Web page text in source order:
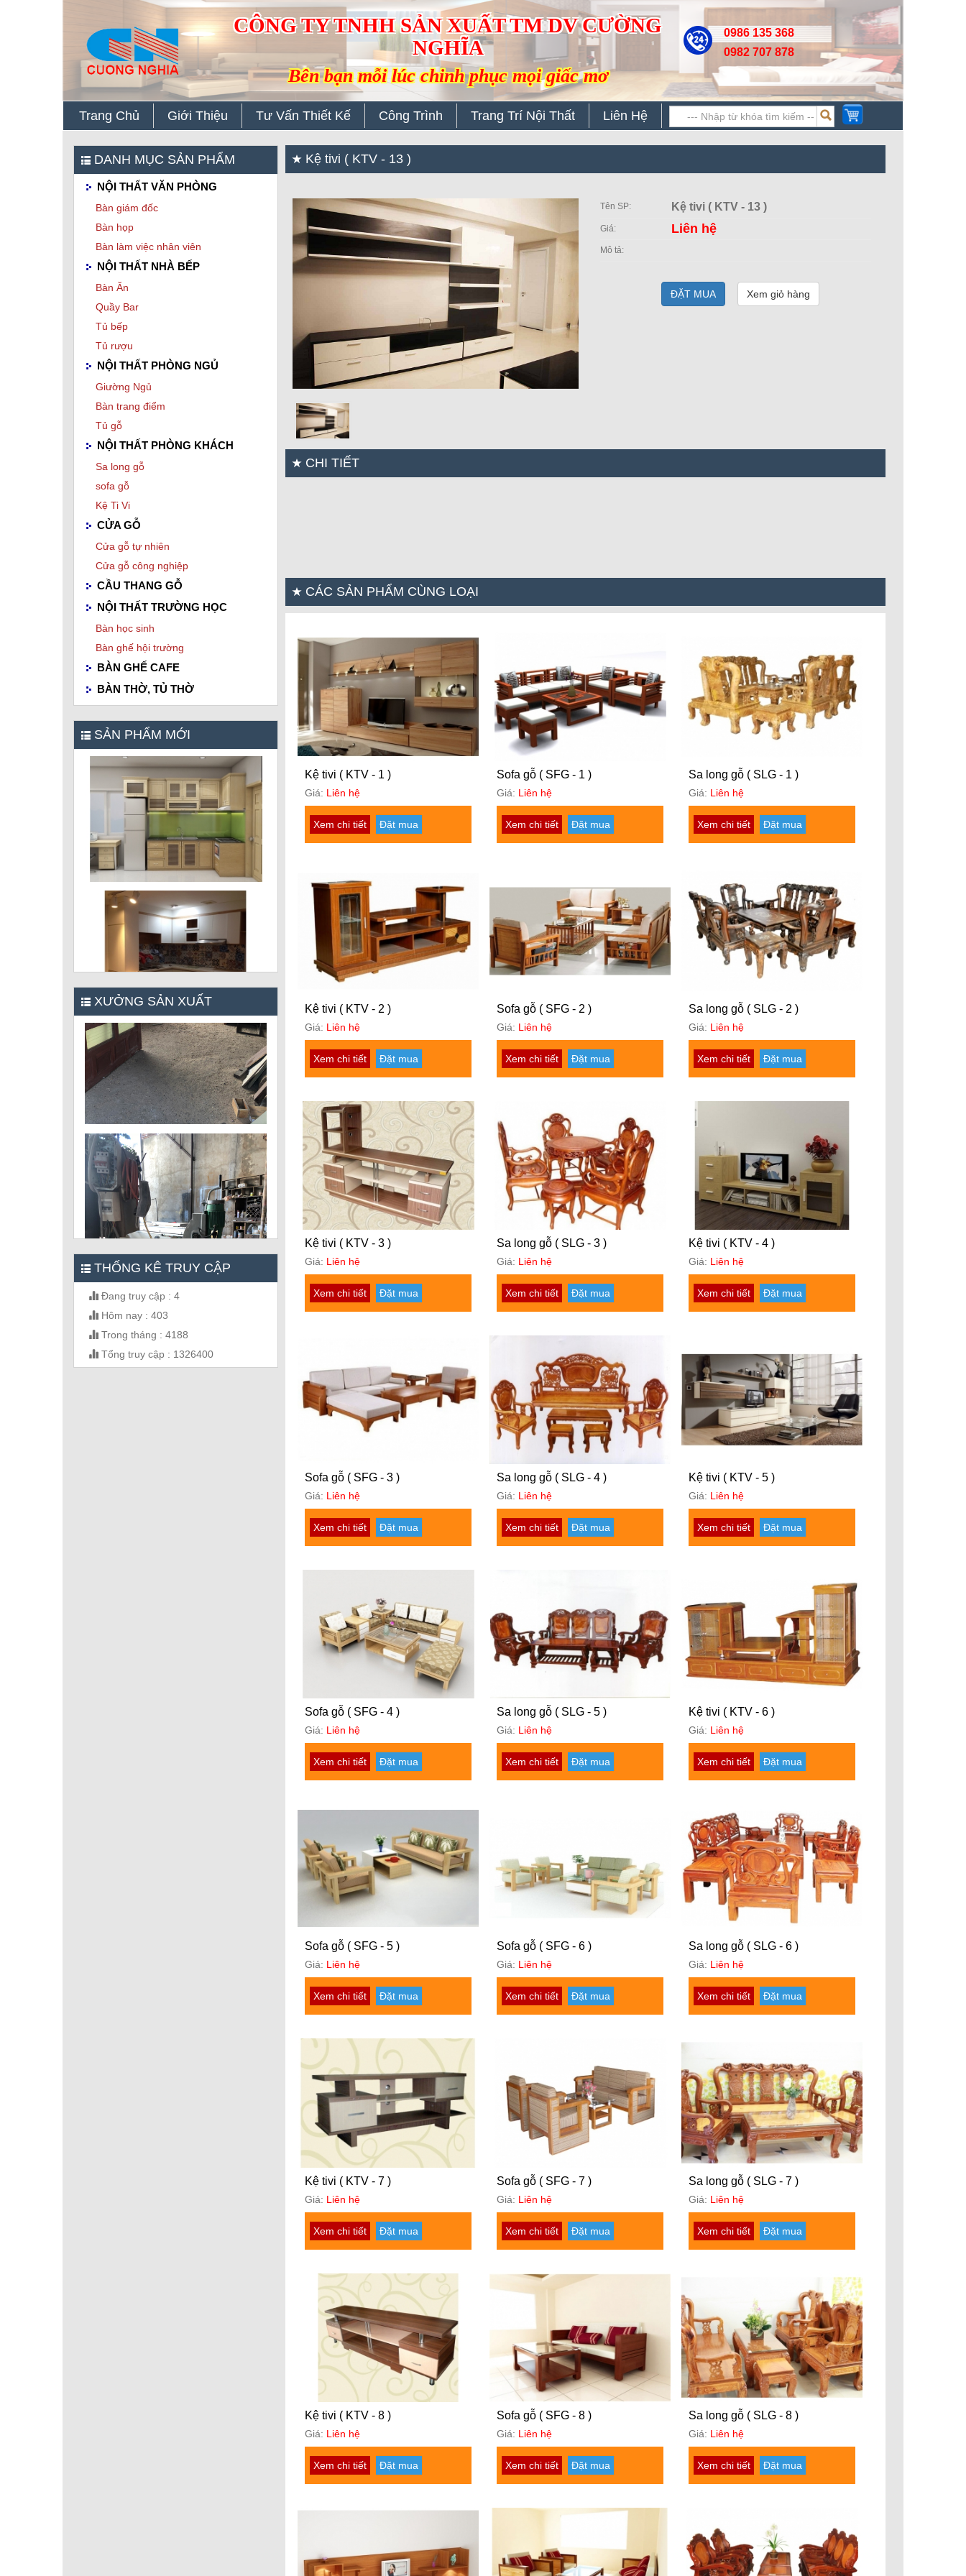
CÔNG TY TNHH SẢN XUẤT TM DV CƯỜNG
NGHĨA
Bên bạn mỗi lúc chinh phục mọi giấc mơ
0986 135 368
0982 707 878
Trang Chủ Giới Thiệu Tư Vấn Thiết Kế Công Trình Trang Trí Nội Thất Liên Hệ
DANH MỤC SẢN PHẨM
NỘI THẤT VĂN PHÒNG
Bàn giám đốc
Bàn họp
Bàn làm việc nhân viên
NỘI THẤT NHÀ BẾP
Bàn Ăn
Quầy Bar
Tủ bếp
Tủ rượu
NỘI THẤT PHÒNG NGỦ
Giường Ngủ
Bàn trang điểm
Tủ gỗ
NỘI THẤT PHÒNG KHÁCH
Sa long gỗ
sofa gỗ
Kệ Ti Vi
CỬA GỖ
Cửa gỗ tự nhiên
Cửa gỗ công nghiệp
CẦU THANG GỖ
NỘI THẤT TRƯỜNG HỌC
Bàn học sinh
Bàn ghế hội trường
BÀN GHẾ CAFE
BÀN THỜ, TỦ THỜ
SẢN PHẨM MỚI
XƯỞNG SẢN XUẤT
THỐNG KÊ TRUY CẬP
Đang truy cập : 4
Hôm nay : 403
Trong tháng : 4188
Tổng truy cập : 1326400
Kệ tivi ( KTV - 13 )
Tên SP: Kệ tivi ( KTV - 13 )
Giá: Liên hệ
Mô tả:
ĐẶT MUA Xem giỏ hàng
CHI TIẾT
CÁC SẢN PHẨM CÙNG LOẠI
Kệ tivi ( KTV - 1 )
Giá: Liên hệ
Xem chi tiết Đặt mua
Sofa gỗ ( SFG - 1 )
Giá: Liên hệ
Xem chi tiết Đặt mua
Sa long gỗ ( SLG - 1 )
Giá: Liên hệ
Xem chi tiết Đặt mua
Kệ tivi ( KTV - 2 )
Giá: Liên hệ
Xem chi tiết Đặt mua
Sofa gỗ ( SFG - 2 )
Giá: Liên hệ
Xem chi tiết Đặt mua
Sa long gỗ ( SLG - 2 )
Giá: Liên hệ
Xem chi tiết Đặt mua
Kệ tivi ( KTV - 3 )
Giá: Liên hệ
Xem chi tiết Đặt mua
Sa long gỗ ( SLG - 3 )
Giá: Liên hệ
Xem chi tiết Đặt mua
Kệ tivi ( KTV - 4 )
Giá: Liên hệ
Xem chi tiết Đặt mua
Sofa gỗ ( SFG - 3 )
Giá: Liên hệ
Xem chi tiết Đặt mua
Sa long gỗ ( SLG - 4 )
Giá: Liên hệ
Xem chi tiết Đặt mua
Kệ tivi ( KTV - 5 )
Giá: Liên hệ
Xem chi tiết Đặt mua
Sofa gỗ ( SFG - 4 )
Giá: Liên hệ
Xem chi tiết Đặt mua
Sa long gỗ ( SLG - 5 )
Giá: Liên hệ
Xem chi tiết Đặt mua
Kệ tivi ( KTV - 6 )
Giá: Liên hệ
Xem chi tiết Đặt mua
Sofa gỗ ( SFG - 5 )
Giá: Liên hệ
Xem chi tiết Đặt mua
Sofa gỗ ( SFG - 6 )
Giá: Liên hệ
Xem chi tiết Đặt mua
Sa long gỗ ( SLG - 6 )
Giá: Liên hệ
Xem chi tiết Đặt mua
Kệ tivi ( KTV - 7 )
Giá: Liên hệ
Xem chi tiết Đặt mua
Sofa gỗ ( SFG - 7 )
Giá: Liên hệ
Xem chi tiết Đặt mua
Sa long gỗ ( SLG - 7 )
Giá: Liên hệ
Xem chi tiết Đặt mua
Kệ tivi ( KTV - 8 )
Giá: Liên hệ
Xem chi tiết Đặt mua
Sofa gỗ ( SFG - 8 )
Giá: Liên hệ
Xem chi tiết Đặt mua
Sa long gỗ ( SLG - 8 )
Giá: Liên hệ
Xem chi tiết Đặt mua